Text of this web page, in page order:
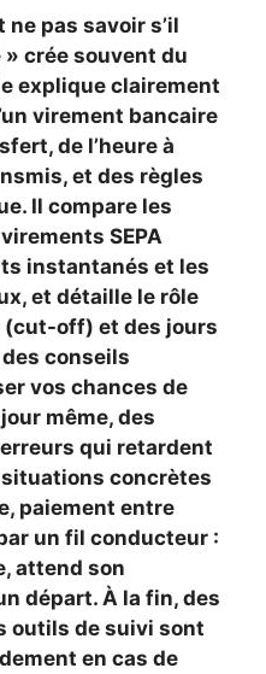
pas savoir s’il
crée souvent du
explique clairement
virement bancaire
de l’heure à
et des règles
Il compare les
SEPA
instantanés et les
et détaille le rôle
(cut-off) et des jours
conseils
vos chances de
même, des
qui retardent
concrètes
paiement entre
un fil conducteur :
attend son
départ. À la fin, des
outils de suivi sont
en cas de